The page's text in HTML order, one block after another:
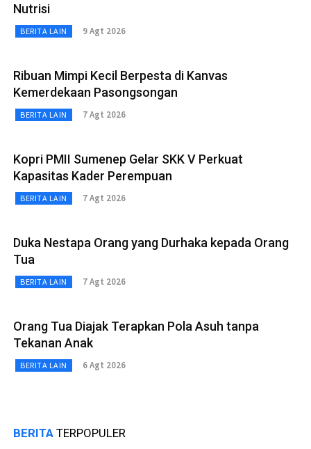
Nutrisi
BERITA LAIN 9 Agt 2026
Ribuan Mimpi Kecil Berpesta di Kanvas
Kemerdekaan Pasongsongan
BERITA LAIN 7 Agt 2026
Kopri PMII Sumenep Gelar SKK V Perkuat
Kapasitas Kader Perempuan
BERITA LAIN 7 Agt 2026
Duka Nestapa Orang yang Durhaka kepada Orang
Tua
BERITA LAIN 7 Agt 2026
Orang Tua Diajak Terapkan Pola Asuh tanpa
Tekanan Anak
BERITA LAIN 6 Agt 2026
BERITA TERPOPULER